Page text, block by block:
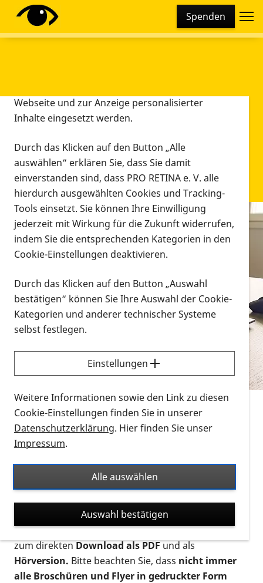
Spenden
Infomaterial
Infomaterial
Vorlesen
Alle Infomaterialien in verschiedenen
Formaten an einem Ort
Sie möchten wissen, wie Sie nach Infonmaterial
suchen und dieses bestellen bzw. herunterladen
können? Schauen Sie sich dieErklärvideos zum
Thema Infomaterial auf der PRO RETINA-Website
für blinde und sehbehinderte Menschen an.
Auf dieser Seite finden Sie sämtliches Infomaterial
Ort. Nutzen Sie den Formatfilter, um ausschließlich
nach Flyern und Broschüren, Audios oder Videos zu
suchen. Die meisten Flyer und Broschüren werden in
verschiedenen Formaten angeboten: zur
postalischen Bestellung als gedruckte Variante
zum direktenDownload als PDFund als
Hörversion. Bitte beachten Sie, dass nicht immer
alle Broschüren und Flyer in gedruckter Form
Diese Webseite setzt verschiedene Cookies und
Tracking-Tools ein. Dies beinhaltet Cookies und
Webseite und zur Anzeige personalisierter
Inhalte eingesetzt werden.
Durch das Klicken auf den Button „Alle
auswählen“ erklären Sie, dass Sie damit
einverstanden sind, dass PRO RETINA e. V. alle
hierdurch ausgewählten Cookies und Tracking-
Tools einsetzt. Sie können Ihre Einwilligung
jederzeit mit Wirkung für die Zukunft widerrufen,
indem Sie die entsprechenden Kategorien in den
Cookie-Einstellungen deaktivieren.
Durch das Klicken auf den Button „Auswahl
bestätigen“ können Sie Ihre Auswahl der Cookie-
Kategorien und anderer technischer Systeme
selbst festlegen.
Einstellungen
Weitere Informationen sowie den Link zu diesen
Cookie-Einstellungen finden Sie in unserer
Datenschutzerklärung. Hier finden Sie unser
Impressum.
Alle auswählen
Auswahl bestätigen